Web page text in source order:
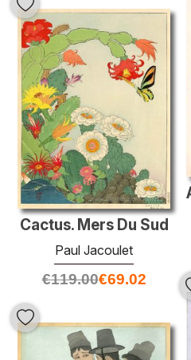
Cactus. Mers Du Sud
Paul Jacoulet
€119.00€69.02